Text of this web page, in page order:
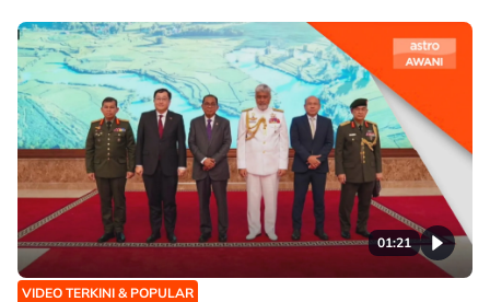
01:21
VIDEO TERKINI & POPULAR